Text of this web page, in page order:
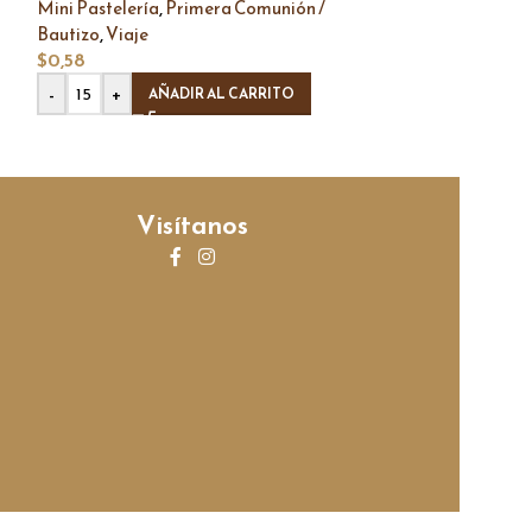
Mini Pastelería,Primera Comunión /
Bautizo,Viaje
$0,58
-
+ AÑADIR AL CARRITO
Visítanos